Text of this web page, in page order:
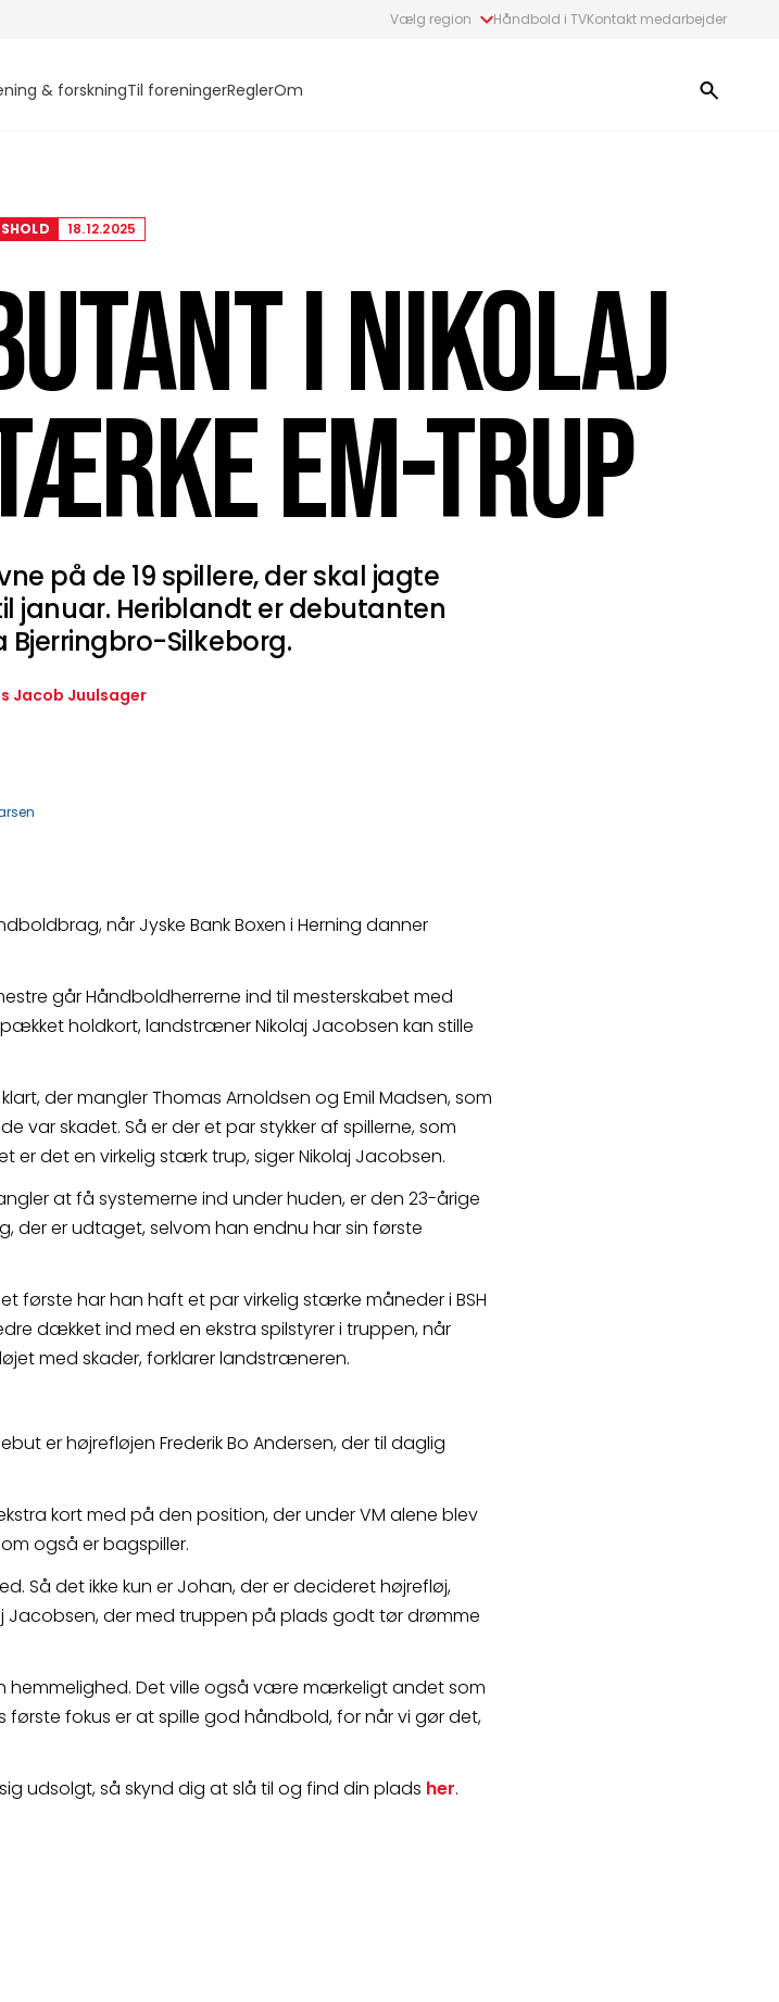
Vælg region Håndbold i TVKontakt medarbejder
& forskningTil foreningerReglerOm
18.12.2025
I NIKOLAJ
EM-TRUP
på de 19 spillere, der skal jagte
januar. Heriblandt er debutanten
Bjerringbro-Silkeborg.
Jacob Juulsager
når Jyske Bank Boxen i Herning danner
går Håndboldherrerne ind til mesterskabet med
holdkort, landstræner Nikolaj Jacobsen kan stille
der mangler Thomas Arnoldsen og Emil Madsen, som
var skadet. Så er der et par stykker af spillerne, som
det en virkelig stærk trup, siger Nikolaj Jacobsen.
at få systemerne ind under huden, er den 23-årige
der er udtaget, selvom han endnu har sin første
første har han haft et par virkelig stærke måneder i BSH
dækket ind med en ekstra spilstyrer i truppen, når
med skader, forklarer landstræneren.
er højrefløjen Frederik Bo Andersen, der til daglig
kort med på den position, der under VM alene blev
også er bagspiller.
Så det ikke kun er Johan, der er decideret højrefløj,
Jacobsen, der med truppen på plads godt tør drømme
hemmelighed. Det ville også være mærkeligt andet som
første fokus er at spille god håndbold, for når vi gør det,
udsolgt, så skynd dig at slå til og find din plads her.